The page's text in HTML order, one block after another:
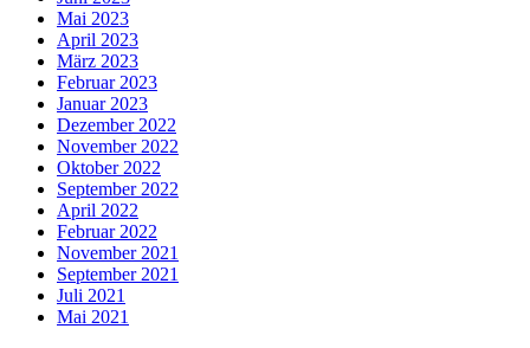
Mai 2023
April 2023
März 2023
Februar 2023
Januar 2023
Dezember 2022
November 2022
Oktober 2022
September 2022
April 2022
Februar 2022
November 2021
September 2021
Juli 2021
Mai 2021